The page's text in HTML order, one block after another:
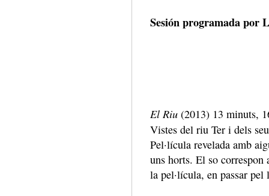
Sesión programada por
El Riu (2013) 13 minuts,
Vistes del riu Ter i dels
Pel·lícula revelada amb
uns horts. El so correspon
la pel·lícula, en passar